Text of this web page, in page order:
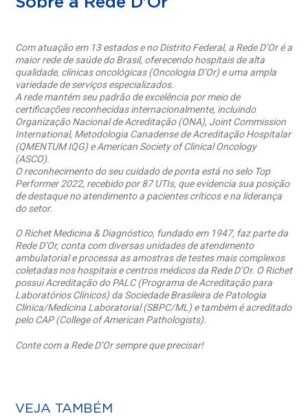
Com atuação em 13 estados e no Distrito Federal, a Rede D’Or é a
maior rede de saúde do Brasil, oferecendo hospitais de alta
qualidade, clínicas oncológicas (Oncologia D’Or) e uma ampla
variedade de serviços especializados.
A rede mantém seu padrão de excelência por meio de
certificações reconhecidas internacionalmente, incluindo
Organização Nacional de Acreditação (ONA), Joint Commission
International, Metodologia Canadense de Acreditação Hospitalar
(QMENTUM IQG) e American Society of Clinical Oncology
(ASCO).
O reconhecimento do seu cuidado de ponta está no selo Top
Performer 2022, recebido por 87 UTIs, que evidencia sua posição
de destaque no atendimento a pacientes críticos e na liderança
do setor.
O Richet Medicina & Diagnóstico, fundado em 1947, faz parte da
Rede D’Or, conta com diversas unidades de atendimento
ambulatorial e processa as amostras de testes mais complexos
coletadas nos hospitais e centros médicos da Rede D’Or. O Richet
possui Acreditação do PALC (Programa de Acreditação para
Laboratórios Clínicos) da Sociedade Brasileira de Patologia
Clínica/Medicina Laboratorial (SBPC/ML) e também é acreditado
pelo CAP (College of American Pathologists).
Conte com a Rede D’Or sempre que precisar!
VEJA TAMBÉM